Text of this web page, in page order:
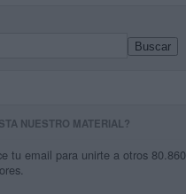
Buscar
NUESTRO MATERIAL?
tu email para unirte a otros 80.860